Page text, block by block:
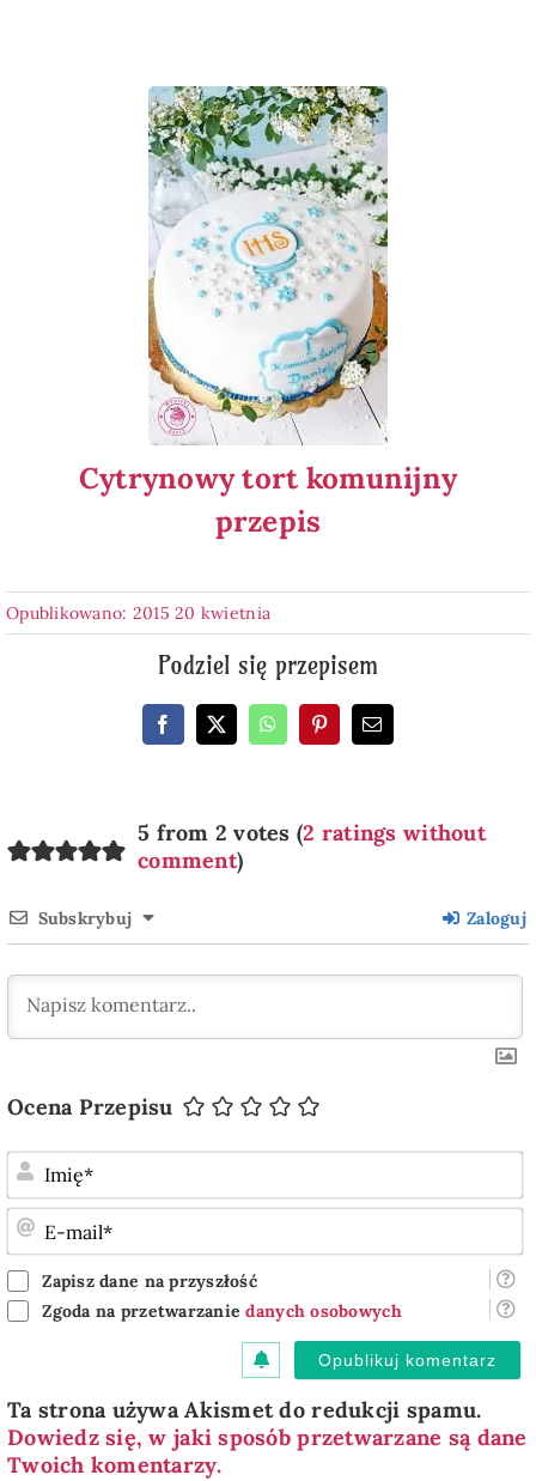
Cytrynowy tort komunijny
przepis
Opublikowano: 2015 20 kwietnia
Podziel się przepisem
5 from 2 votes (2 ratings without
comment)
Subskrybuj Zaloguj
Ocena Przepisu
Zapisz dane na przyszłość
Zgoda na przetwarzaniedanych osobowych
Ta strona używa Akismet do redukcji spamu.
Dowiedz się, w jaki sposób przetwarzane są dane
Twoich komentarzy.